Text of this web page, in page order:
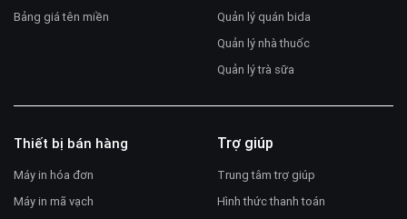
Bảng giá tên miền
Quản lý quán bida
Quản lý nhà thuốc
Quản lý trà sữa
Thiết bị bán hàng
Máy in hóa đơn
Máy in mã vạch
Trợ giúp
Trung tâm trợ giúp
Hình thức thanh toán